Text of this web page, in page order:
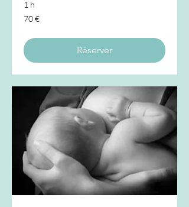
1 h
70
euros
70 €
Réserver